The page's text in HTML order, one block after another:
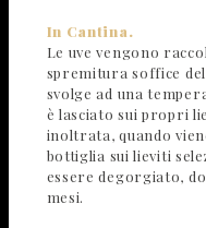
In Cantina.
Le uve vengono
spremitura soffice
svolge ad una
è lasciato sui propri
inoltrata, quando
bottiglia sui lieviti
essere degorgiato,
mesi.